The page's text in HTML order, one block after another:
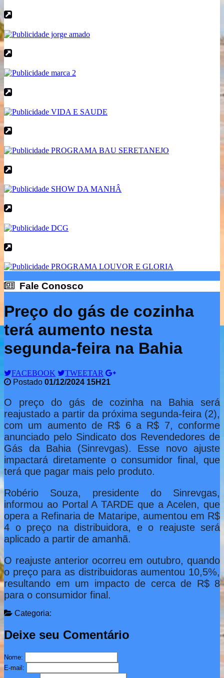
Fale Conosco
Preço do gás de cozinha
terá aumento nesta
segunda-feira na Bahia
FACEBOOK
TWEETAR
Postado 01/12/2024 15H21
O preço do gás de cozinha na Bahia será
reajustado a partir da próxima segunda-feira (2),
com um aumento de R$ 6 a R$ 7, conforme
anunciado pelo Sindicato dos Revendedores de
Gás da Bahia (Sinrevgas). Esse novo ajuste
impactará diretamente o consumidor final, que
terá que pagar mais pelo produto.
Robério Souza, presidente do Sinrevgas,
informou ao Portal A TARDE que a Acelen, que
opera a Refinaria de Mataripe, aumentou em R$
4 o preço na distribuidora, e o reajuste será
aplicado a partir de amanhã.
O reajuste anterior ocorreu em outubro, quando
o preço para as distribuidoras aumentou 10,5%,
resultando em um impacto de cerca de R$ 8
para o consumidor final.
Categoria:
Deixe seu Comentário
Nome:
E-mail: